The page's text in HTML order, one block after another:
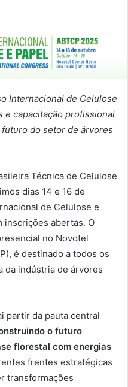
Internacional de Celulose
e capacitação profissional
do setor de árvores
Técnica de Celulose
dias 14 e 16 de
de Celulose e
inscrições abertas. O
no Novotel
é destinado a todos os
da indústria de árvores
partir da pauta central
o futuro
florestal com energias
frentes estratégicas
transformações